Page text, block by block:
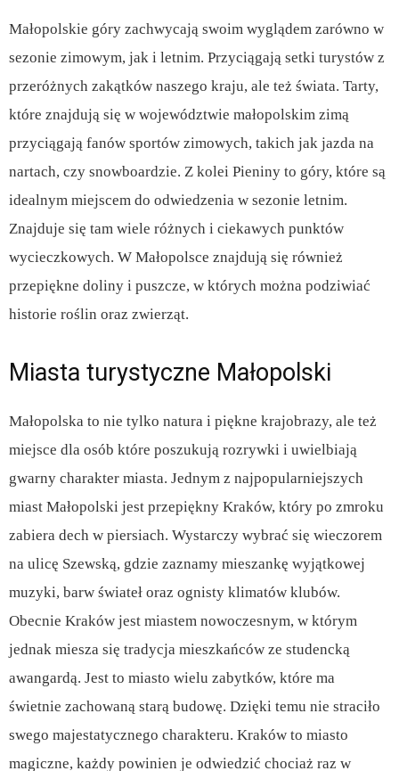
Małopolskie góry zachwycają swoim wyglądem zarówno w
sezonie zimowym, jak i letnim. Przyciągają setki turystów z
przeróżnych zakątków naszego kraju, ale też świata. Tarty,
które znajdują się w województwie małopolskim zimą
przyciągają fanów sportów zimowych, takich jak jazda na
nartach, czy snowboardzie. Z kolei Pieniny to góry, które są
idealnym miejscem do odwiedzenia w sezonie letnim.
Znajduje się tam wiele różnych i ciekawych punktów
wycieczkowych. W Małopolsce znajdują się również
przepiękne doliny i puszcze, w których można podziwiać
historie roślin oraz zwierząt.
Miasta turystyczne Małopolski
Małopolska to nie tylko natura i piękne krajobrazy, ale też
miejsce dla osób które poszukują rozrywki i uwielbiają
gwarny charakter miasta. Jednym z najpopularniejszych
miast Małopolski jest przepiękny Kraków, który po zmroku
zabiera dech w piersiach. Wystarczy wybrać się wieczorem
na ulicę Szewską, gdzie zaznamy mieszankę wyjątkowej
muzyki, barw świateł oraz ognisty klimatów klubów.
Obecnie Kraków jest miastem nowoczesnym, w którym
jednak miesza się tradycja mieszkańców ze studencką
awangardą. Jest to miasto wielu zabytków, które ma
świetnie zachowaną starą budowę. Dzięki temu nie straciło
swego majestatycznego charakteru. Kraków to miasto
magiczne, każdy powinien je odwiedzić chociaż raz w